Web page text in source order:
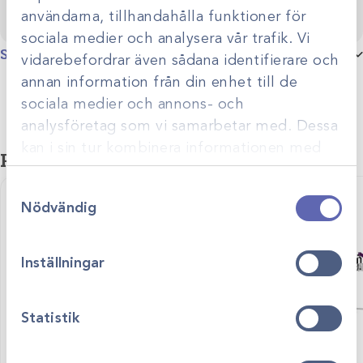
användarna, tillhandahålla funktioner för
sociala medier och analysera vår trafik. Vi
vidarebefordrar även sådana identifierare och
annan information från din enhet till de
sociala medier och annons- och
analysföretag som vi samarbetar med. Dessa
kan i sin tur kombinera informationen med
annan information som du har tillhandahållit
eller som de har samlat in när du har använt
deras tjänster.
Nödvändig
Inställningar
Statistik
Specifikationer
Djurslag
Produktgrupp Portabla generatorer
Relaterade produkter